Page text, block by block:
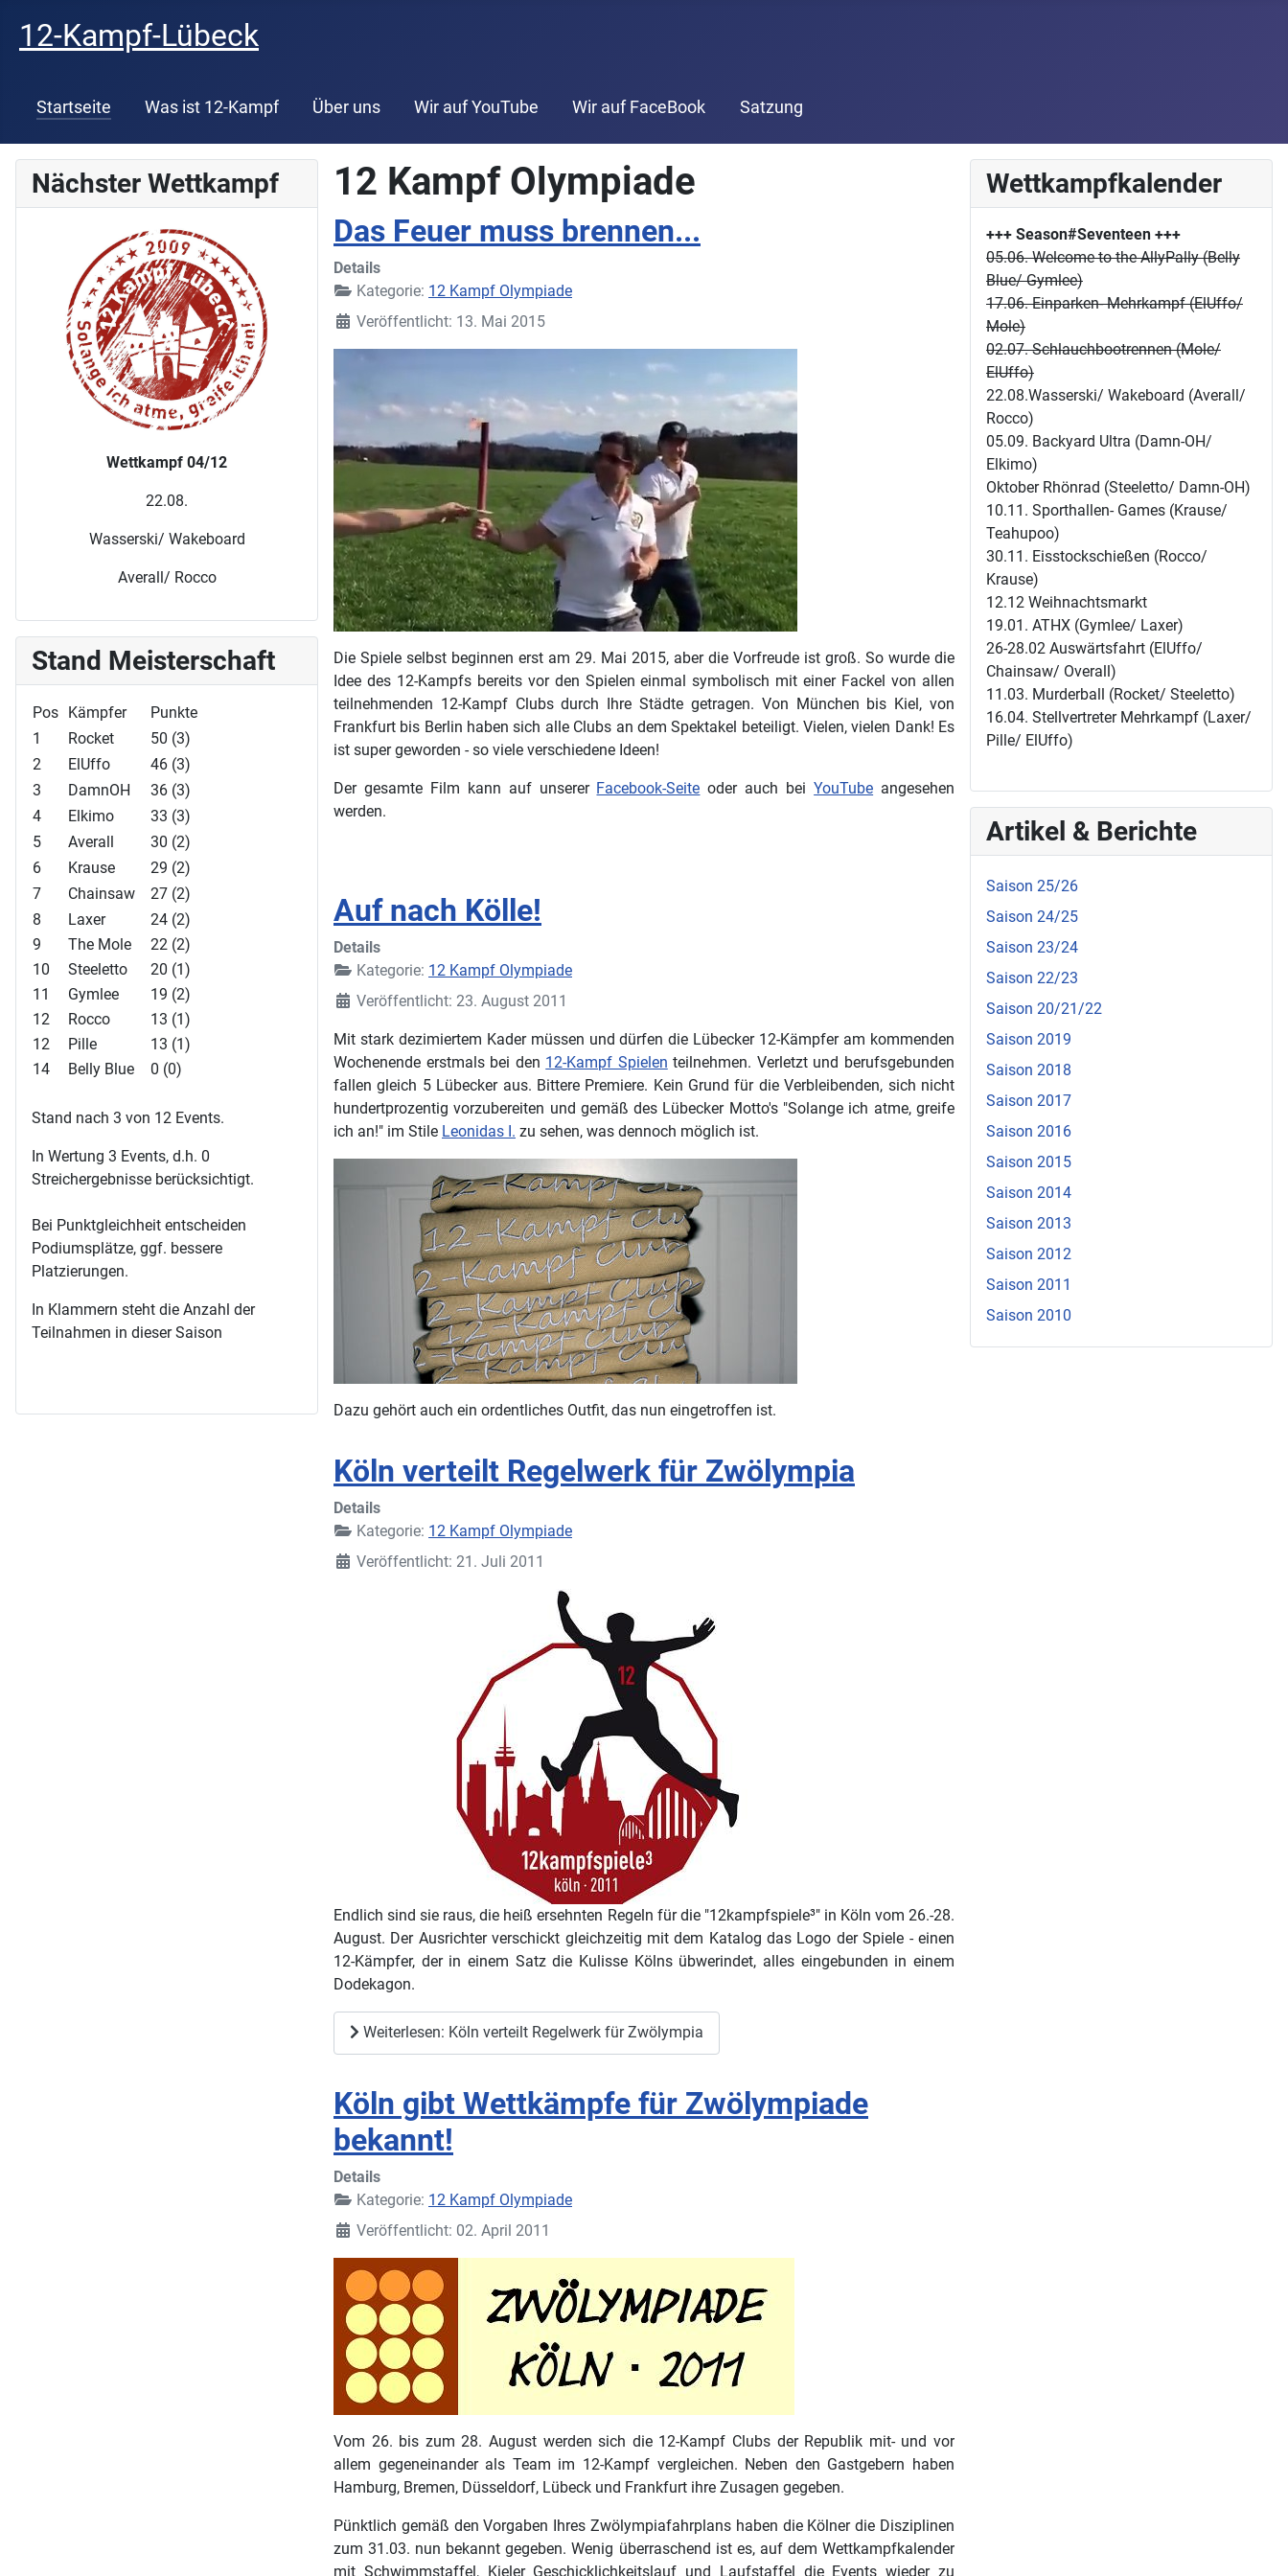
12-Kampf-Lübeck
Startseite Was ist 12-Kampf Über uns Wir auf YouTube Wir auf FaceBook Satzung
Nächster Wettkampf
Wettkampf 04/12
22.08.
Wasserski/ Wakeboard
Averall/ Rocco
Stand Meisterschaft
Pos Kämpfer
Punkte
1
Rocket
50 (3)
2
ElUffo
46 (3)
3
DamnOH
36 (3)
4
Elkimo
33 (3)
5
Averall
30 (2)
6
Krause
29 (2)
7
Chainsaw
27 (2)
8
Laxer
24 (2)
9
The Mole
22 (2)
10
Steeletto
20 (1)
11
Gymlee
19 (2)
12
Rocco
13 (1)
12
Pille
13 (1)
14
Belly Blue 0 (0)
Stand nach 3 von 12 Events.
In Wertung 3 Events, d.h. 0
Streichergebnisse berücksichtigt.
Bei Punktgleichheit entscheiden
Podiumsplätze, ggf. bessere
Platzierungen.
In Klammern steht die Anzahl der
Teilnahmen in dieser Saison
12 Kampf Olympiade
Das Feuer muss brennen...
Details
Kategorie: 12 Kampf Olympiade
Veröffentlicht: 13. Mai 2015
Die Spiele selbst beginnen erst am 29. Mai 2015, aber die Vorfreude ist groß. So wurde die
Idee des 12-Kampfs bereits vor den Spielen einmal symbolisch mit einer Fackel von allen
teilnehmenden 12-Kampf Clubs durch Ihre Städte getragen. Von München bis Kiel, von
Frankfurt bis Berlin haben sich alle Clubs an dem Spektakel beteiligt. Vielen, vielen Dank! Es
ist super geworden - so viele verschiedene Ideen!
Der gesamte Film kann auf unserer Facebook-Seite oder auch beiYouTube angesehen
werden.
Auf nach Kölle!
Details
Kategorie: 12 Kampf Olympiade
Veröffentlicht: 23. August 2011
Mit stark dezimiertem Kader müssen und dürfen die Lübecker 12-Kämpfer am kommenden
Wochenende erstmals bei den 12-Kampf Spielen teilnehmen. Verletzt und berufsgebunden
fallen gleich 5 Lübecker aus. Bittere Premiere. Kein Grund für die Verbleibenden, sich nicht
hundertprozentig vorzubereiten und gemäß des Lübecker Motto's "Solange ich atme, greife
ich an!" im Stile Leonidas I. zu sehen, was dennoch möglich ist.
Dazu gehört auch ein ordentliches Outfit, das nun eingetroffen ist.
Köln verteilt Regelwerk für Zwölympia
Details
Kategorie: 12 Kampf Olympiade
Veröffentlicht: 21. Juli 2011
Endlich sind sie raus, die heiß ersehnten Regeln für die "12kampfspiele³" in Köln vom 26.-28.
August. Der Ausrichter verschickt gleichzeitig mit dem Katalog das Logo der Spiele - einen
12-Kämpfer, der in einem Satz die Kulisse Kölns übwerindet, alles eingebunden in einem
Dodekagon.
Weiterlesen: Köln verteilt Regelwerk für Zwölympia
Köln gibt Wettkämpfe für Zwölympiade
bekannt!
Details
Kategorie: 12 Kampf Olympiade
Veröffentlicht: 02. April 2011
Vom 26. bis zum 28. August werden sich die 12-Kampf Clubs der Republik mit- und vor
allem gegeneinander als Team im 12-Kampf vergleichen. Neben den Gastgebern haben
Hamburg, Bremen, Düsseldorf, Lübeck und Frankfurt ihre Zusagen gegeben.
Pünktlich gemäß den Vorgaben Ihres Zwölympiafahrplans haben die Kölner die Disziplinen
zum 31.03. nun bekannt gegeben. Wenig überraschend ist es, auf dem Wettkampfkalender
mit Schwimmstaffel, Kieler Geschicklichkeitslauf und Laufstaffel die Events wieder zu
Wettkampfkalender
+++ Season#Seventeen +++
05.06. Welcome to the AllyPally (Belly
Blue/ Gymlee)
17.06. Einparken- Mehrkampf (ElUffo/
Mole)
02.07. Schlauchbootrennen (Mole/
ElUffo)
22.08.Wasserski/ Wakeboard (Averall/
Rocco)
05.09. Backyard Ultra (Damn-OH/
Elkimo)
Oktober Rhönrad (Steeletto/ Damn-OH)
10.11. Sporthallen- Games (Krause/
Teahupoo)
30.11. Eisstockschießen (Rocco/
Krause)
12.12 Weihnachtsmarkt
19.01. ATHX (Gymlee/ Laxer)
26-28.02 Auswärtsfahrt (ElUffo/
Chainsaw/ Overall)
11.03. Murderball (Rocket/ Steeletto)
16.04. Stellvertreter Mehrkampf (Laxer/
Pille/ ElUffo)
Artikel & Berichte
Saison 25/26
Saison 24/25
Saison 23/24
Saison 22/23
Saison 20/21/22
Saison 2019
Saison 2018
Saison 2017
Saison 2016
Saison 2015
Saison 2014
Saison 2013
Saison 2012
Saison 2011
Saison 2010